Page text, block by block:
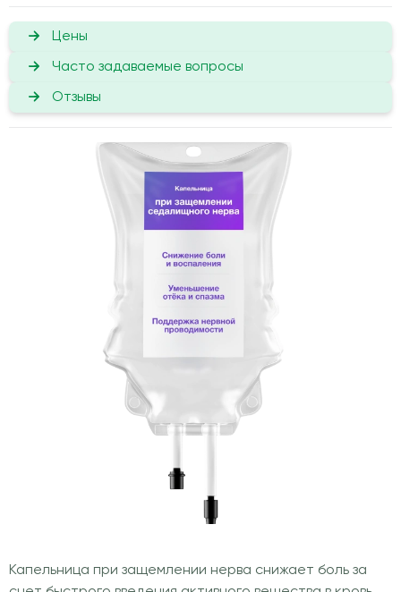
Цены
Часто задаваемые вопросы
Отзывы
Капельница при защемлении нерва снижает боль за